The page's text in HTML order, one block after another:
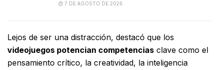
7 DE AGOSTO DE 2026
Lejos de ser una distracción, destacó que los
videojuegos potencian competencias clave como el
pensamiento crítico, la creatividad, la inteligencia